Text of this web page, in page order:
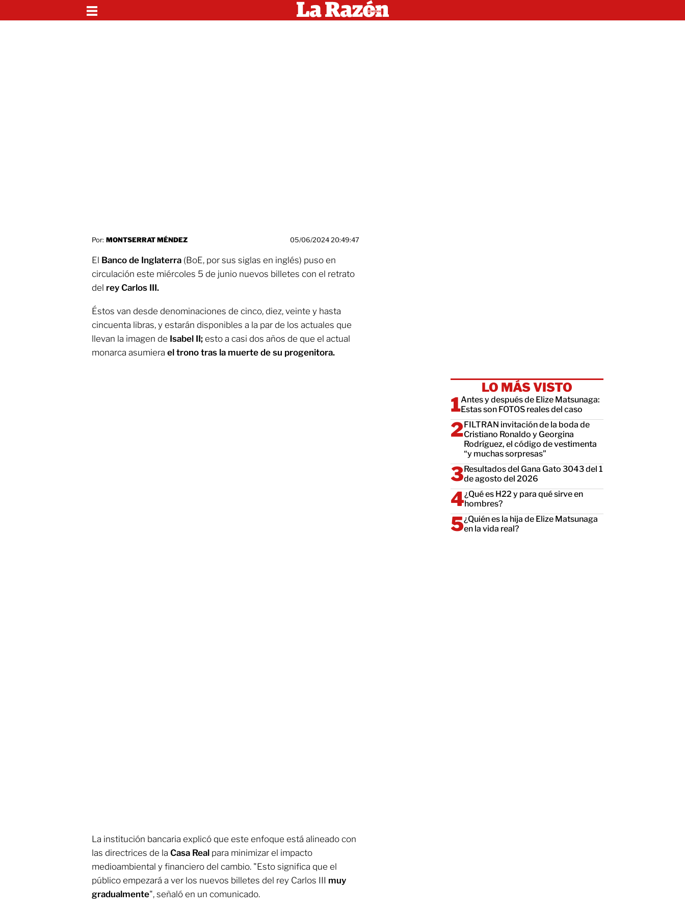
Por: MONTSERRAT MÉNDEZ 05/06/2024 20:49:47
El Banco de Inglaterra (BoE, por sus siglas en inglés) puso en
circulación este miércoles 5 de junio nuevos billetes con el retrato
del rey Carlos III.
Éstos van desde denominaciones de cinco, diez, veinte y hasta
cincuenta libras, y estarán disponibles a la par de los actuales que
llevan la imagen de Isabel II; esto a casi dos años de que el actual
monarca asumiera el trono tras la muerte de su progenitora.
La institución bancaria explicó que este enfoque está alineado con
las directrices de la Casa Real para minimizar el impacto
medioambiental y financiero del cambio. "Esto significa que el
público empezará a ver los nuevos billetes del rey Carlos III muy
gradualmente", señaló en un comunicado.
LO MÁS VISTO
Antes y después de Elize Matsunaga:
Estas son FOTOS reales del caso
FILTRAN invitación de la boda de
Cristiano Ronaldo y Georgina
Rodríguez, el código de vestimenta
“y muchas sorpresas”
Resultados del Gana Gato 3043 del 1
de agosto del 2026
¿Qué es H22 y para qué sirve en
hombres?
¿Quién es la hija de Elize Matsunaga
en la vida real?